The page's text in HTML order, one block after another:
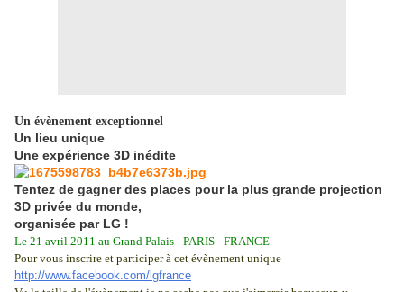
Un évènement exceptionnel
Un lieu unique
Une expérience 3D inédite
Tentez de gagner des places pour la plus grande projection
3D privée du monde,
organisée par LG !
Le 21 avril 2011 au Grand Palais - PARIS - FRANCE
Pour vous inscrire et participer à cet évènement unique
http://www.facebook.com/lgfrance